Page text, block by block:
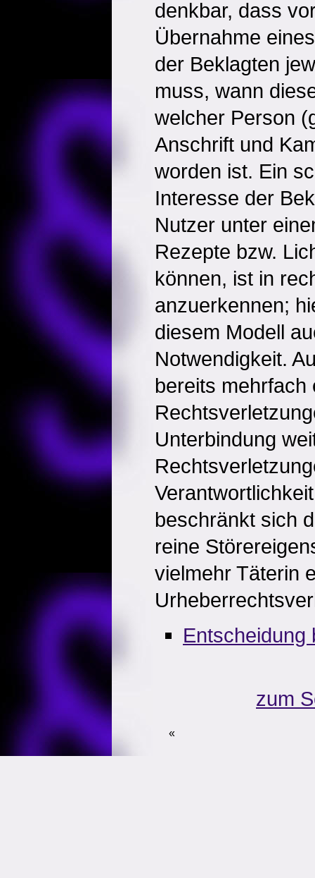
denkbar, dass
Übernahme
der Beklagten
muss, wann
welcher Person
Anschrift und
worden ist. Ein
Interesse der
Nutzer unter
Rezepte bzw.
können, ist in
anzuerkennen;
diesem Modell
Notwendigkeit.
bereits mehrfach
Unterbindung
beschränkt sich
reine
vielmehr Täterin
Entscheidung
zum
«